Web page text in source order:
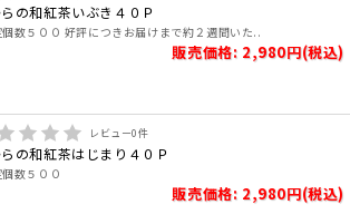
の和紅茶いぶき４０Ｐ
個数５００ 好評につきお届けまで約２週間いた..
販売価格: 2,980円(税込)
レビュー0件
の和紅茶はじまり４０Ｐ
数５００
販売価格: 2,980円(税込)